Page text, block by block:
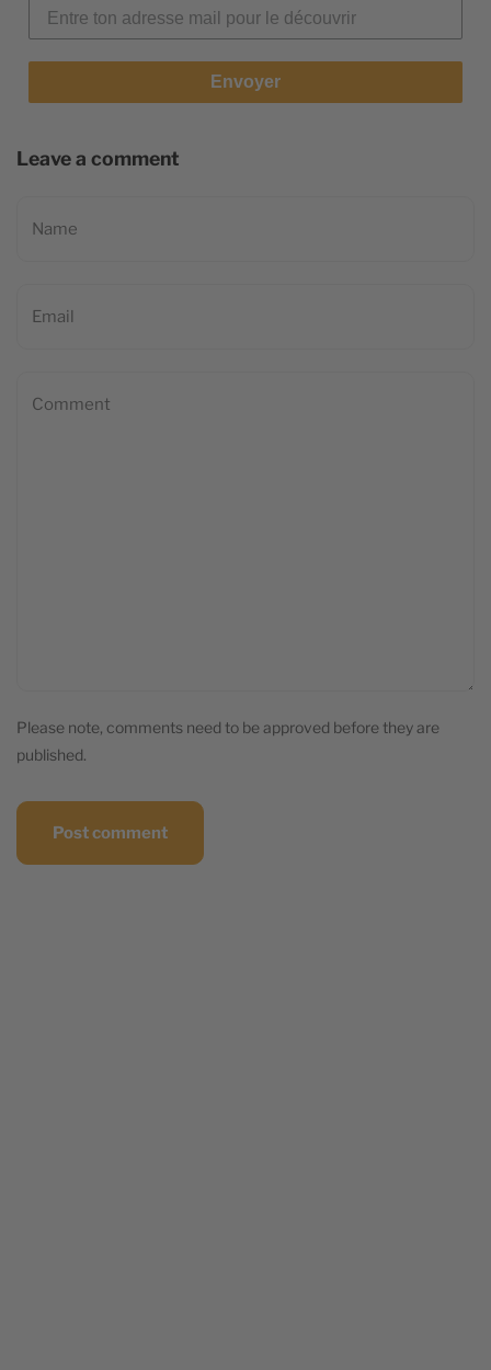
Envoyer
Leave a comment
Please note, comments need to be approved before they are
published.